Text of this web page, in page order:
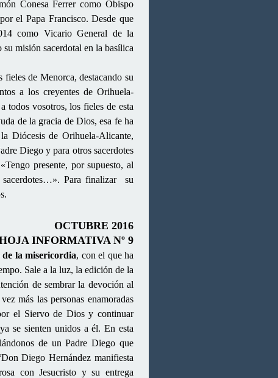
Conesa Ferrer como Obispo
el Papa Francisco. Desde que
como Vicario General de la
misión sacerdotal en la basílica
de Menorca, destacando su
a los creyentes de Orihuela-
todos vosotros, los fieles de esta
de la gracia de Dios, esa fe ha
Diócesis de Orihuela-Alicante,
Diego y para otros sacerdotes
presente, por supuesto, al
sacerdotes…». Para finalizar su
OCTUBRE 2016
INFORMATIVA Nº 9
de la misericordia, con el que ha
Sale a la luz, la edición de la
de sembrar la devoción al
más las personas enamoradas
el Siervo de Dios y continuar
se sienten unidos a él. En esta
de un Padre Diego que
Diego Hernández manifiesta
con Jesucristo y su entrega